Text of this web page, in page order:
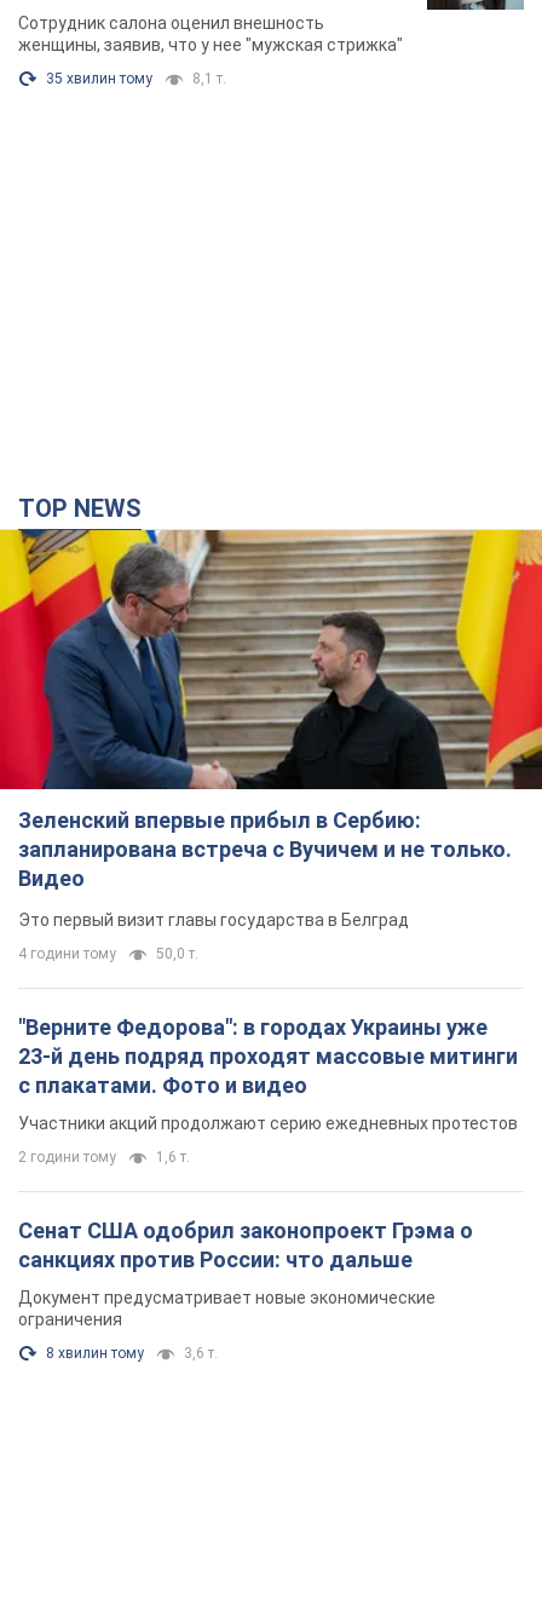
химиотерапии, разгорелся скандал.
Фото
Сотрудник салона оценил внешность
женщины, заявив, что у нее "мужская стрижка"
35 хвилин тому 8,1 т.
TOP NEWS
Зеленский впервые прибыл в Сербию:
запланирована встреча с Вучичем и не только.
Видео
Это первый визит главы государства в Белград
4 години тому 50,0 т.
"Верните Федорова": в городах Украины уже
23-й день подряд проходят массовые митинги
с плакатами. Фото и видео
Участники акций продолжают серию ежедневных протестов
2 години тому 1,6 т.
Сенат США одобрил законопроект Грэма о
санкциях против России: что дальше
Документ предусматривает новые экономические
ограничения
8 хвилин тому 3,6 т.